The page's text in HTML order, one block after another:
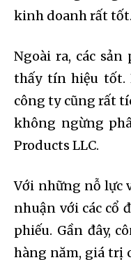
To subscribe, simply
won't spam your inbox.
32,111
kinh doanh rất tốt.
Ngoài ra, các
thấy tín hiệu tốt.
công ty cũng rất
không ngừng
Products LLC.
Với những nỗ lực
nhuận với các cổ
phiếu. Gần đây,
hàng năm, giá trị